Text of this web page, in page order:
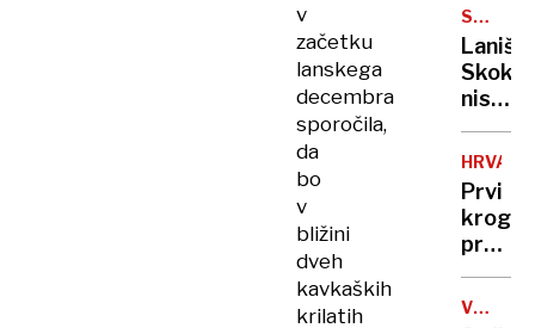
v
začetku
lanskega
decembra
sporočila,
da
bo
v
bližini
dveh
kavkaških
krilatih
SKOKI
Skokov
nisem
znal
iz
Prvi
krog
volitev
še
ne
VOJNA